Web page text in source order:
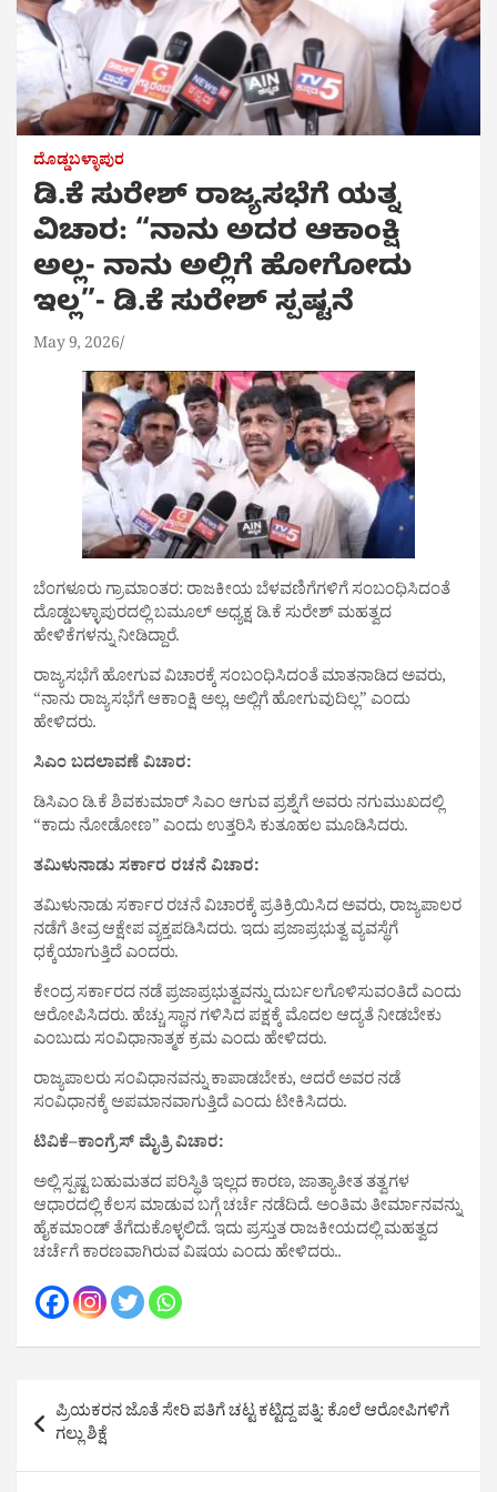
ದೊಡ್ಡಬಳ್ಳಾಪುರ
ಡಿ.ಕೆ‌ ಸುರೇಶ್ ರಾಜ್ಯಸಭೆಗೆ ಯತ್ನ
ವಿಚಾರ: “ನಾನು ಅದರ ಆಕಾಂಕ್ಷಿ
ಅಲ್ಲ- ನಾನು ಅಲ್ಲಿಗೆ ಹೋಗೋದು
ಇಲ್ಲ”- ಡಿ.ಕೆ‌ ಸುರೇಶ್ ಸ್ಪಷ್ಟನೆ
May 9, 2026
ಬೆಂಗಳೂರು ಗ್ರಾಮಾಂತರ: ರಾಜಕೀಯ ಬೆಳವಣಿಗೆಗಳಿಗೆ ಸಂಬಂಧಿಸಿದಂತೆ
ದೊಡ್ಡಬಳ್ಳಾಪುರದಲ್ಲಿ ಬಮೂಲ್ ಅಧ್ಯಕ್ಷ‌ ಡಿ.ಕೆ ಸುರೇಶ್ ಮಹತ್ವದ
ಹೇಳಿಕೆಗಳನ್ನು ನೀಡಿದ್ದಾರೆ.
ರಾಜ್ಯಸಭೆಗೆ ಹೋಗುವ ವಿಚಾರಕ್ಕೆ ಸಂಬಂಧಿಸಿದಂತೆ ಮಾತನಾಡಿದ ಅವರು,
“ನಾನು ರಾಜ್ಯಸಭೆಗೆ ಆಕಾಂಕ್ಷಿ ಅಲ್ಲ, ಅಲ್ಲಿಗೆ ಹೋಗುವುದಿಲ್ಲ” ಎಂದು
ಹೇಳಿದರು.
ಸಿಎಂ ಬದಲಾವಣೆ ವಿಚಾರ:
ಡಿಸಿಎಂ ಡಿ.ಕೆ ಶಿವಕುಮಾರ್ ಸಿಎಂ ಆಗುವ ಪ್ರಶ್ನೆಗೆ ಅವರು ನಗುಮುಖದಲ್ಲಿ
“ಕಾದು ನೋಡೋಣ” ಎಂದು ಉತ್ತರಿಸಿ ಕುತೂಹಲ ಮೂಡಿಸಿದರು.
ತಮಿಳುನಾಡು ಸರ್ಕಾರ ರಚನೆ ವಿಚಾರ:
ತಮಿಳುನಾಡು ಸರ್ಕಾರ ರಚನೆ ವಿಚಾರಕ್ಕೆ ಪ್ರತಿಕ್ರಿಯಿಸಿದ ಅವರು, ರಾಜ್ಯಪಾಲರ
ನಡೆಗೆ ತೀವ್ರ ಆಕ್ಷೇಪ ವ್ಯಕ್ತಪಡಿಸಿದರು. ಇದು ಪ್ರಜಾಪ್ರಭುತ್ವ ವ್ಯವಸ್ಥೆಗೆ
ಧಕ್ಕೆಯಾಗುತ್ತಿದೆ ಎಂದರು.
ಕೇಂದ್ರ ಸರ್ಕಾರದ ನಡೆ ಪ್ರಜಾಪ್ರಭುತ್ವವನ್ನು ದುರ್ಬಲಗೊಳಿಸುವಂತಿದೆ ಎಂದು
ಆರೋಪಿಸಿದರು. ಹೆಚ್ಚು ಸ್ಥಾನ ಗಳಿಸಿದ ಪಕ್ಷಕ್ಕೆ ಮೊದಲ ಆದ್ಯತೆ ನೀಡಬೇಕು
ಎಂಬುದು ಸಂವಿಧಾನಾತ್ಮಕ ಕ್ರಮ ಎಂದು ಹೇಳಿದರು.
ರಾಜ್ಯಪಾಲರು ಸಂವಿಧಾನವನ್ನು ಕಾಪಾಡಬೇಕು, ಆದರೆ ಅವರ ನಡೆ
ಸಂವಿಧಾನಕ್ಕೆ ಅಪಮಾನವಾಗುತ್ತಿದೆ ಎಂದು ಟೀಕಿಸಿದರು.
ಟಿವಿಕೆ–ಕಾಂಗ್ರೆಸ್ ಮೈತ್ರಿ ವಿಚಾರ:
ಅಲ್ಲಿ ಸ್ಪಷ್ಟ ಬಹುಮತದ ಪರಿಸ್ಥಿತಿ ಇಲ್ಲದ ಕಾರಣ, ಜಾತ್ಯಾತೀತ ತತ್ವಗಳ
ಆಧಾರದಲ್ಲಿ ಕೆಲಸ ಮಾಡುವ ಬಗ್ಗೆ ಚರ್ಚೆ ನಡೆದಿದೆ. ಅಂತಿಮ ತೀರ್ಮಾನವನ್ನು
ಹೈಕಮಾಂಡ್ ತೆಗೆದುಕೊಳ್ಳಲಿದೆ. ಇದು ಪ್ರಸ್ತುತ ರಾಜಕೀಯದಲ್ಲಿ ಮಹತ್ವದ
ಚರ್ಚೆಗೆ ಕಾರಣವಾಗಿರುವ ವಿಷಯ ಎಂದು ಹೇಳಿದರು..
Post
navigation
ಪ್ರಿಯಕರನ ಜೊತೆ ಸೇರಿ ಪತಿಗೆ ಚಟ್ಟ ಕಟ್ಟಿದ್ದ ಪತ್ನಿ: ಕೊಲೆ ಆರೋಪಿಗಳಿಗೆ
ಗಲ್ಲು ಶಿಕ್ಷೆ